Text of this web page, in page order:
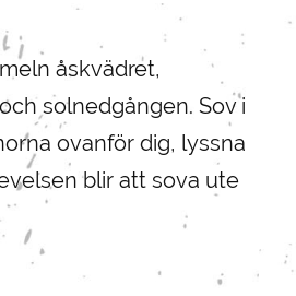
åskvädret,
solnedgången. Sov i
ovanför dig, lyssna
blir att sova ute